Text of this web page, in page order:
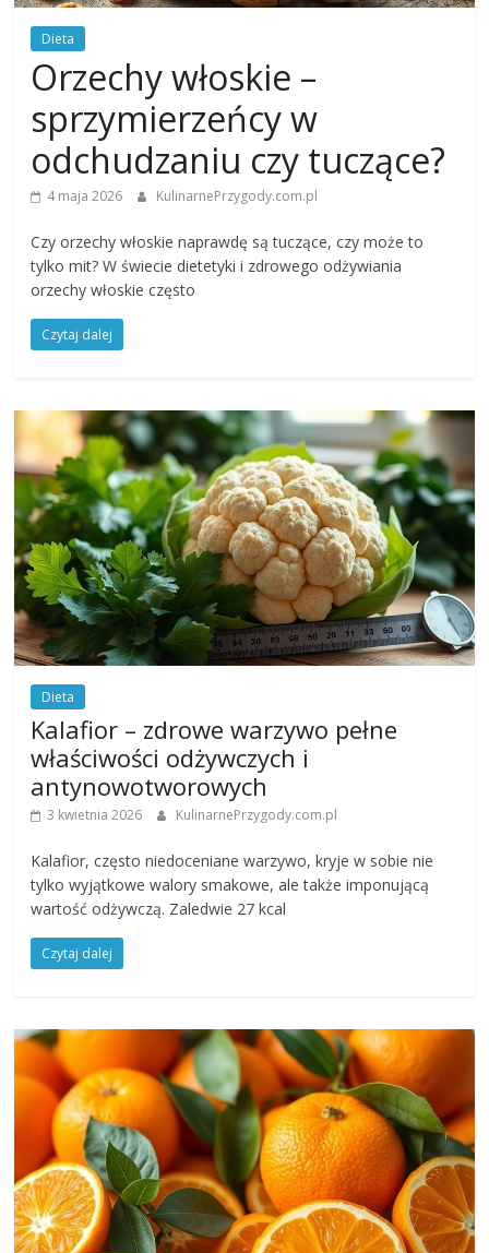
Dieta
Orzechy włoskie –
sprzymierzeńcy w
odchudzaniu czy tuczące?
4 maja 2026 KulinarnePrzygody.com.pl
Czy orzechy włoskie naprawdę są tuczące, czy może to
tylko mit? W świecie dietetyki i zdrowego odżywiania
orzechy włoskie często
Czytaj dalej
Dieta
Kalafior – zdrowe warzywo pełne
właściwości odżywczych i
antynowotworowych
3 kwietnia 2026 KulinarnePrzygody.com.pl
Kalafior, często niedoceniane warzywo, kryje w sobie nie
tylko wyjątkowe walory smakowe, ale także imponującą
wartość odżywczą. Zaledwie 27 kcal
Czytaj dalej